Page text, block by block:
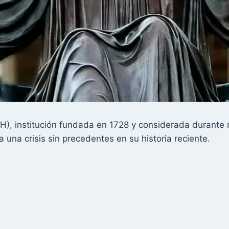
institución fundada en 1728 y considerada durante
una crisis sin precedentes en su historia reciente.